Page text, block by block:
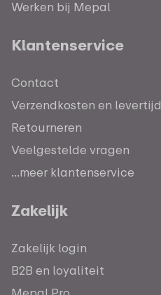
Werken bij Mepal
Klantenservice
Contact
Verzendkosten en levertijd
Retourneren
Veelgestelde vragen
...meer klantenservice
Zakelijk
Zakelijk login
B2B en loyaliteit